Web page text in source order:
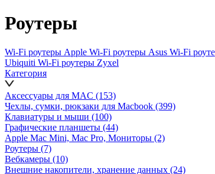
Роутеры
Wi-Fi роутеры Apple Wi-Fi роутеры Asus Wi-Fi
Ubiquiti Wi-Fi роутеры Zyxel
Категория
Аксессуары для MAC (153)
Чехлы, сумки, рюкзаки для Macbook (399)
Клавиатуры и мыши (100)
Графические планшеты (44)
Apple Mac Mini, Mac Pro, Мониторы (2)
Роутеры (7)
Вебкамеры (10)
Внешние накопители, хранение данных (24)